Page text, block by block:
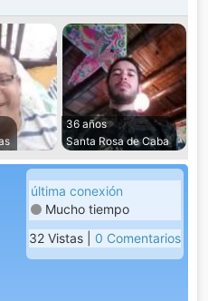
36 años
Santa Rosa de Caba
última conexión
Mucho tiempo
32 Vistas | 0 Comentarios